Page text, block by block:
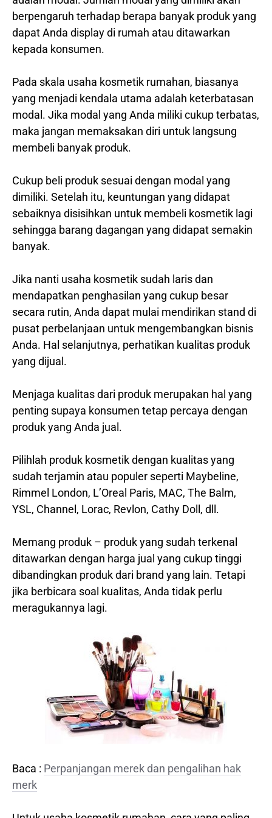
berpengaruh terhadap berapa banyak produk yang
dapat Anda display di rumah atau ditawarkan
kepada konsumen.
Pada skala usaha kosmetik rumahan, biasanya
yang menjadi kendala utama adalah keterbatasan
modal. Jika modal yang Anda miliki cukup terbatas,
maka jangan memaksakan diri untuk langsung
membeli banyak produk.
Cukup beli produk sesuai dengan modal yang
dimiliki. Setelah itu, keuntungan yang didapat
sebaiknya disisihkan untuk membeli kosmetik lagi
sehingga barang dagangan yang didapat semakin
banyak.
Jika nanti usaha kosmetik sudah laris dan
mendapatkan penghasilan yang cukup besar
secara rutin, Anda dapat mulai mendirikan stand di
pusat perbelanjaan untuk mengembangkan bisnis
Anda. Hal selanjutnya, perhatikan kualitas produk
yang dijual.
Menjaga kualitas dari produk merupakan hal yang
penting supaya konsumen tetap percaya dengan
produk yang Anda jual.
Pilihlah produk kosmetik dengan kualitas yang
sudah terjamin atau populer seperti Maybeline,
Rimmel London, L’Oreal Paris, MAC, The Balm,
YSL, Channel, Lorac, Revlon, Cathy Doll, dll.
Memang produk – produk yang sudah terkenal
ditawarkan dengan harga jual yang cukup tinggi
dibandingkan produk dari brand yang lain. Tetapi
jika berbicara soal kualitas, Anda tidak perlu
meragukannya lagi.
Baca : Perpanjangan merek dan pengalihan hak
merk